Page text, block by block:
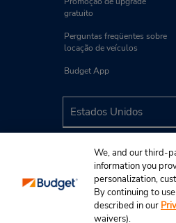
gratuito
Perguntas freqüentes sobre
locação de veículos
Budget App
© 2025 Budget Rent A Car
We, and our third-
information you
personalization,
By continuing to
described in our
waivers).